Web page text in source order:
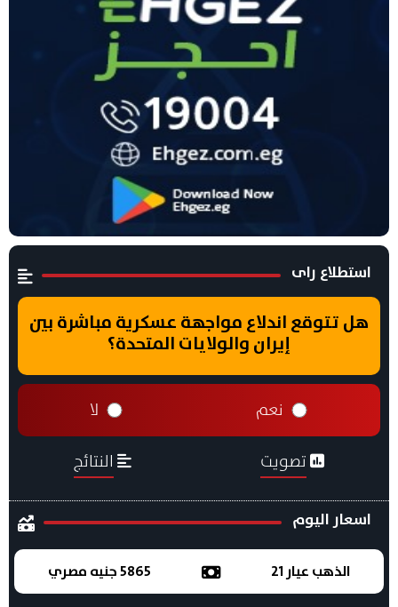
استطلاع راى
هل تتوقع اندلاع مواجهة عسكرية مباشرة بين
إيران والولايات المتحدة؟
نعم لا
تصويت النتائج
اسعار اليوم
الذهب عيار 21 5865 جنيه مصري